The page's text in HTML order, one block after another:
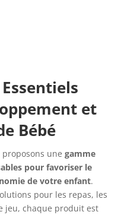
et
Bébé
proposons une gamme
pour favoriser le
de votre enfant.
pour les repas, les
jeu, chaque produit est